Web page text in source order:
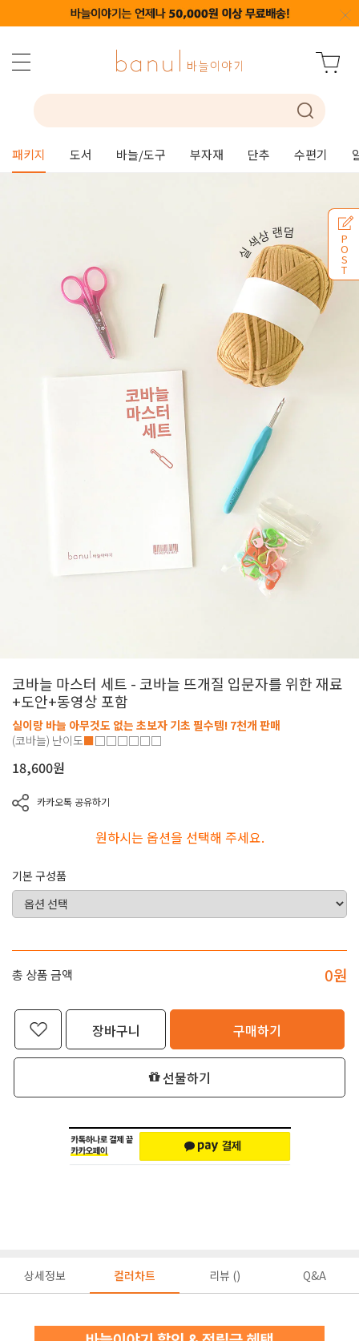
패키지 도서 바늘/도구 부자재 단추 수편기
P
O
S
T
코바늘 마스터 세트 - 코바늘 뜨개질 입문자를 위한 재료
+도안+동영상 포함
실이랑 바늘 아무것도 없는 초보자 기초 필수템! 7천개 판매
(코바늘) 난이도■□□□□□□
18,600원
카카오톡 공유하기
원하시는 옵션을 선택해 주세요.
기본 구성품
총 상품 금액 0원
장바구니 구매하기
선물하기
상세정보 컬러차트 리뷰 () Q&A